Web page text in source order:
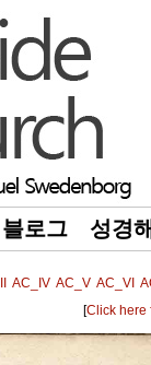
블로그 성경
AC_IV AC_V AC_VI
[Click here